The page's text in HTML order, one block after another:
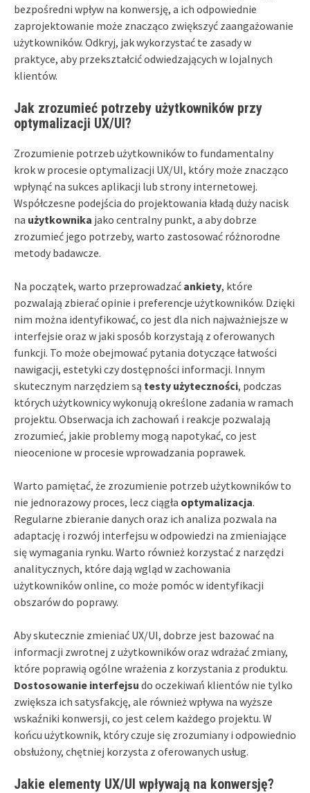
bezpośredni wpływ na konwersję, a ich odpowiednie
zaprojektowanie może znacząco zwiększyć zaangażowanie
użytkowników. Odkryj, jak wykorzystać te zasady w
praktyce, aby przekształcić odwiedzających w lojalnych
klientów.
Jak zrozumieć potrzeby użytkowników przy
optymalizacji UX/UI?
Zrozumienie potrzeb użytkowników to fundamentalny
krok w procesie optymalizacji UX/UI, który może znacząco
wpłynąć na sukces aplikacji lub strony internetowej.
Współczesne podejścia do projektowania kładą duży nacisk
na użytkownika jako centralny punkt, a aby dobrze
zrozumieć jego potrzeby, warto zastosować różnorodne
metody badawcze.
Na początek, warto przeprowadzać ankiety, które
pozwalają zbierać opinie i preferencje użytkowników. Dzięki
nim można identyfikować, co jest dla nich najważniejsze w
interfejsie oraz w jaki sposób korzystają z oferowanych
funkcji. To może obejmować pytania dotyczące łatwości
nawigacji, estetyki czy dostępności informacji. Innym
skutecznym narzędziem są testy użyteczności, podczas
których użytkownicy wykonują określone zadania w ramach
projektu. Obserwacja ich zachowań i reakcje pozwalają
zrozumieć, jakie problemy mogą napotykać, co jest
nieocenione w procesie wprowadzania poprawek.
Warto pamiętać, że zrozumienie potrzeb użytkowników to
nie jednorazowy proces, lecz ciągła optymalizacja.
Regularne zbieranie danych oraz ich analiza pozwala na
adaptację i rozwój interfejsu w odpowiedzi na zmieniające
się wymagania rynku. Warto również korzystać z narzędzi
analitycznych, które dają wgląd w zachowania
użytkowników online, co może pomóc w identyfikacji
obszarów do poprawy.
Aby skutecznie zmieniać UX/UI, dobrze jest bazować na
informacji zwrotnej z użytkowników oraz wdrażać zmiany,
które poprawią ogólne wrażenia z korzystania z produktu.
Dostosowanie interfejsu do oczekiwań klientów nie tylko
zwiększa ich satysfakcję, ale również wpływa na wyższe
wskaźniki konwersji, co jest celem każdego projektu. W
końcu użytkownik, który czuje się zrozumiany i odpowiednio
obsłużony, chętniej korzysta z oferowanych usług.
Jakie elementy UX/UI wpływają na konwersję?